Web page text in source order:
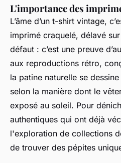
L'importance des
L’âme d’un t-shirt vintage,
imprimé craquelé, délavé
défaut : c’est une preuve
aux reproductions rétro,
la patine naturelle se
selon la manière dont le
exposé au soleil. Pour
authentiques qui ont déjà
l'exploration de collections
de trouver des pépites